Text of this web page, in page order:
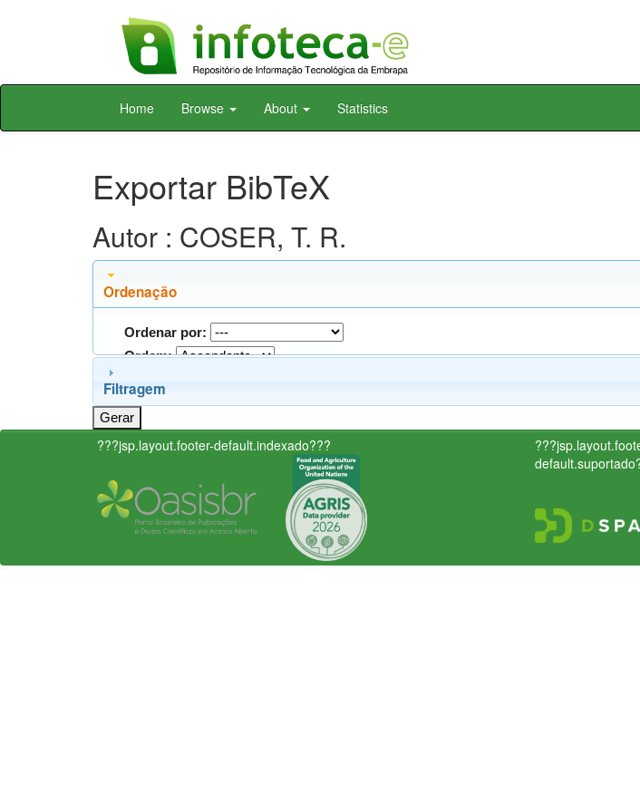
Skip
Home Browse About Statistics
Exportar BibTeX
Autor : COSER, T. R.
Ordenação
Ordenar por:
Ordem:
Filtragem
???jsp.layout.footer-default.indexado???